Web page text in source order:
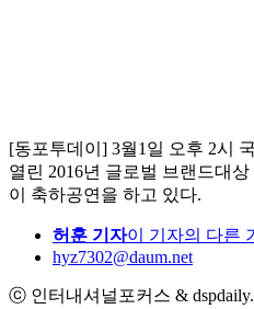
[동포투데이] 3월1일 오후 2시
열린 2016년 글로벌 브랜드대
이 축하공연을 하고 있다.
허훈 기자이 기자의 다른
hyz7302@daum.net
ⓒ 인터내셔널포커스 &